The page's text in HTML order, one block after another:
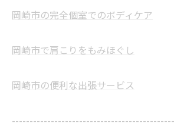
岡崎市の完全個室でのボディケア
岡崎市で肩こりをもみほぐし
岡崎市の便利な出張サービス